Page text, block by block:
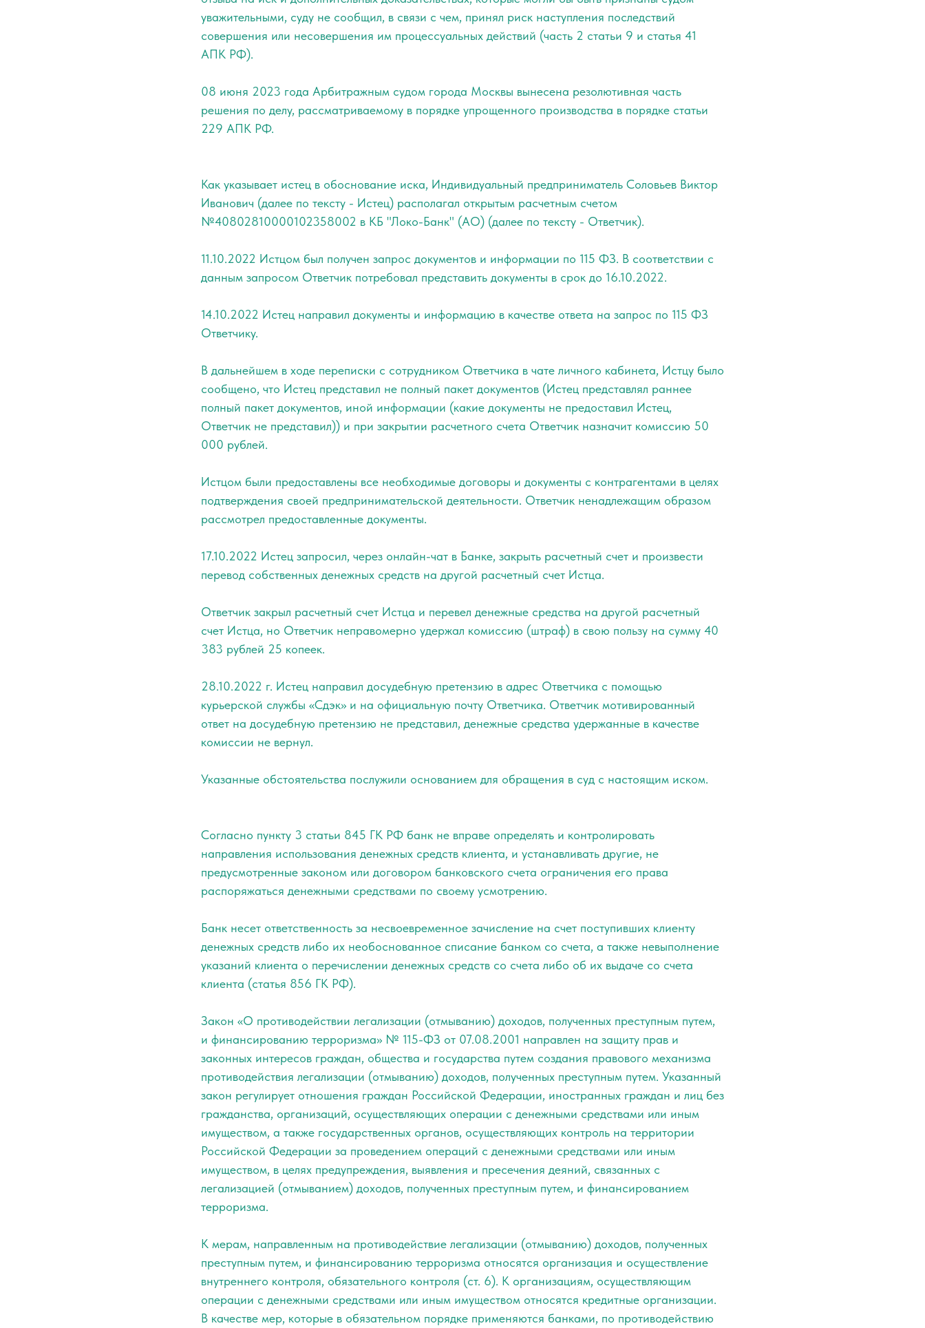
уважительными, суду не сообщил, в связи с чем, принял риск наступления последствий
совершения или несовершения им процессуальных действий (часть 2 статьи 9 и статья 41
АПК РФ).
08 июня 2023 года Арбитражным судом города Москвы вынесена резолютивная часть
решения по делу, рассматриваемому в порядке упрощенного производства в порядке статьи
229 АПК РФ.
Как указывает истец в обоснование иска, Индивидуальный предприниматель Соловьев Виктор
Иванович (далее по тексту - Истец) располагал открытым расчетным счетом
№40802810000102358002 в КБ "Локо-Банк" (АО) (далее по тексту - Ответчик).
11.10.2022 Истцом был получен запрос документов и информации по 115 ФЗ. В соответствии с
данным запросом Ответчик потребовал представить документы в срок до 16.10.2022.
14.10.2022 Истец направил документы и информацию в качестве ответа на запрос по 115 ФЗ
Ответчику.
В дальнейшем в ходе переписки с сотрудником Ответчика в чате личного кабинета, Истцу было
сообщено, что Истец представил не полный пакет документов (Истец представлял раннее
полный пакет документов, иной информации (какие документы не предоставил Истец,
Ответчик не представил)) и при закрытии расчетного счета Ответчик назначит комиссию 50
000 рублей.
Истцом были предоставлены все необходимые договоры и документы с контрагентами в целях
подтверждения своей предпринимательской деятельности. Ответчик ненадлежащим образом
рассмотрел предоставленные документы.
17.10.2022 Истец запросил, через онлайн-чат в Банке, закрыть расчетный счет и произвести
перевод собственных денежных средств на другой расчетный счет Истца.
Ответчик закрыл расчетный счет Истца и перевел денежные средства на другой расчетный
счет Истца, но Ответчик неправомерно удержал комиссию (штраф) в свою пользу на сумму 40
383 рублей 25 копеек.
28.10.2022 г. Истец направил досудебную претензию в адрес Ответчика с помощью
курьерской службы «Сдэк» и на официальную почту Ответчика. Ответчик мотивированный
ответ на досудебную претензию не представил, денежные средства удержанные в качестве
комиссии не вернул.
Указанные обстоятельства послужили основанием для обращения в суд с настоящим иском.
Согласно пункту 3 статьи 845 ГК РФ банк не вправе определять и контролировать
направления использования денежных средств клиента, и устанавливать другие, не
предусмотренные законом или договором банковского счета ограничения его права
распоряжаться денежными средствами по своему усмотрению.
Банк несет ответственность за несвоевременное зачисление на счет поступивших клиенту
денежных средств либо их необоснованное списание банком со счета, а также невыполнение
указаний клиента о перечислении денежных средств со счета либо об их выдаче со счета
клиента (статья 856 ГК РФ).
Закон «О противодействии легализации (отмыванию) доходов, полученных преступным путем,
и финансированию терроризма» № 115-ФЗ от 07.08.2001 направлен на защиту прав и
законных интересов граждан, общества и государства путем создания правового механизма
противодействия легализации (отмыванию) доходов, полученных преступным путем. Указанный
закон регулирует отношения граждан Российской Федерации, иностранных граждан и лиц без
гражданства, организаций, осуществляющих операции с денежными средствами или иным
имуществом, а также государственных органов, осуществляющих контроль на территории
Российской Федерации за проведением операций с денежными средствами или иным
имуществом, в целях предупреждения, выявления и пресечения деяний, связанных с
легализацией (отмыванием) доходов, полученных преступным путем, и финансированием
терроризма.
К мерам, направленным на противодействие легализации (отмыванию) доходов, полученных
преступным путем, и финансированию терроризма относятся организация и осуществление
внутреннего контроля, обязательного контроля (ст. 6). К организациям, осуществляющим
операции с денежными средствами или иным имуществом относятся кредитные организации.
В качестве мер, которые в обязательном порядке применяются банками, по противодействию